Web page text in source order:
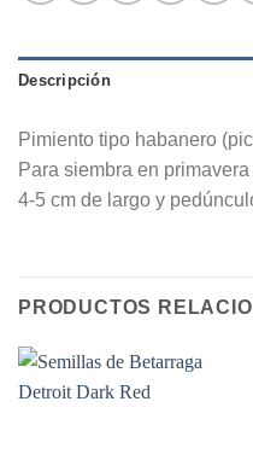
Descripción
Pimiento tipo habanero
Para siembra en
4-5 cm de largo y
PRODUCTOS